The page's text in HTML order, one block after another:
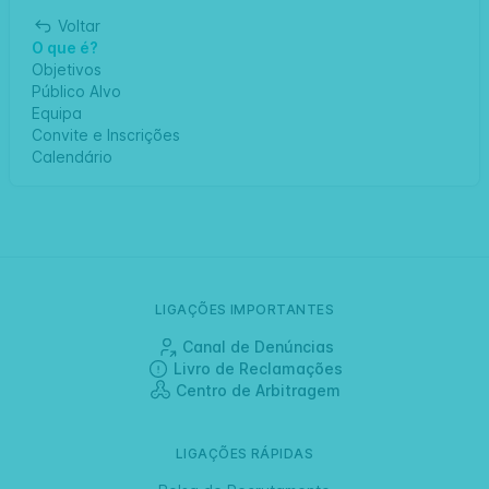
Voltar
O que é?
Objetivos
Público Alvo
Equipa
Convite e Inscrições
Calendário
LIGAÇÕES IMPORTANTES
Canal de Denúncias
Livro de Reclamações
Centro de Arbitragem
LIGAÇÕES RÁPIDAS